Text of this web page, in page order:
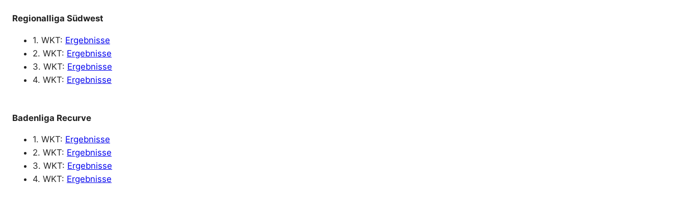
Regionalliga Südwest
1. WKT: Ergebnisse
2. WKT: Ergebnisse
3. WKT: Ergebnisse
4. WKT: Ergebnisse
Badenliga Recurve
1. WKT: Ergebnisse
2. WKT: Ergebnisse
3. WKT: Ergebnisse
4. WKT: Ergebnisse